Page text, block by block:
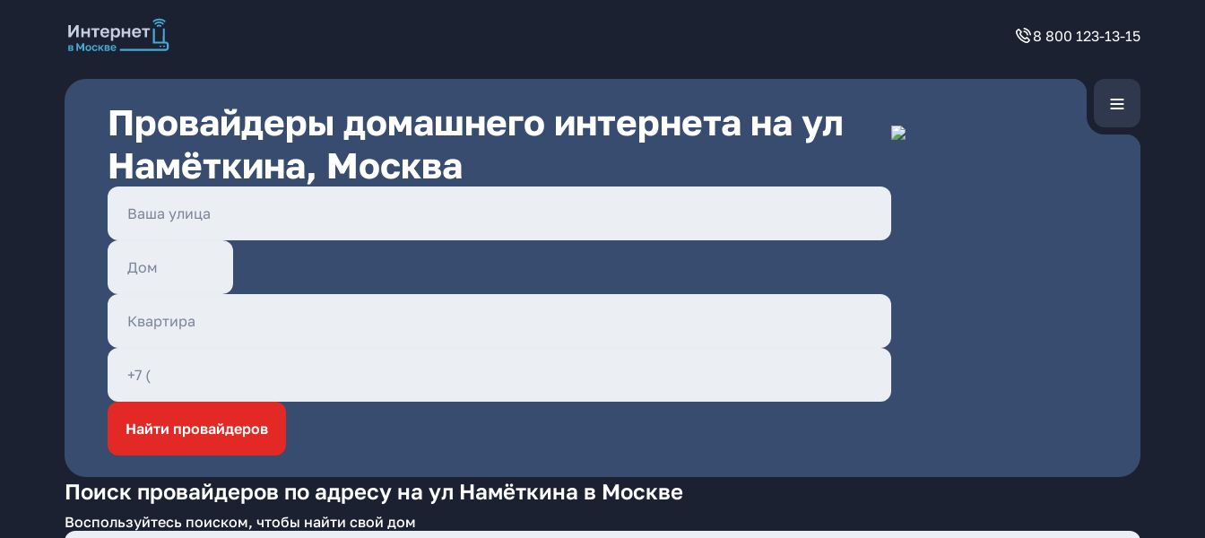
8 800 123-13-15
Провайдеры домашнего интернета на ул
Намёткина, Москва
Найти провайдеров
Поиск провайдеров по адресу на ул Намёткина в Москве
Воспользуйтесь поиском, чтобы найти свой дом